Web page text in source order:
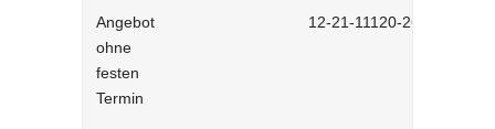
Angebot
ohne
festen
Termin
12-21-11120-2601